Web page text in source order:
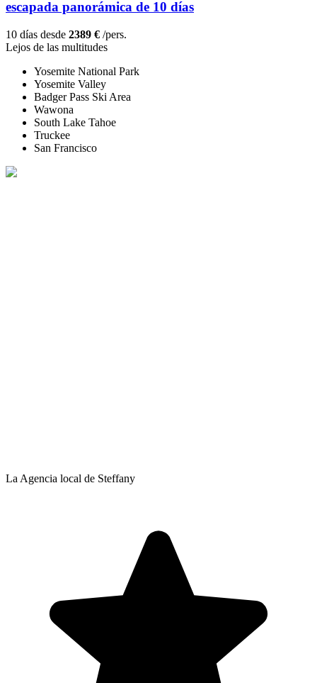
escapada panorámica de 10 días
10 días desde 2389 € /pers.
Lejos de las multitudes
Yosemite National Park
Yosemite Valley
Badger Pass Ski Area
Wawona
South Lake Tahoe
Truckee
San Francisco
La Agencia local de Steffany